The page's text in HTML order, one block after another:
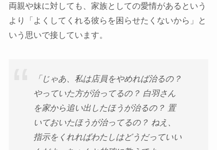
両親や妹に対しても、家族としての愛情があるという
より「よくしてくれる彼らを困らせたくないから」と
いう思いで接しています。
「じゃあ、私は店員をやめれば治るの？
やっていた方が治ってるの？ 白羽さん
を家から追い出したほうが治るの？ 置
いておいたほうが治ってるの？ ねえ、
指示をくれればわたしはどうだっていい